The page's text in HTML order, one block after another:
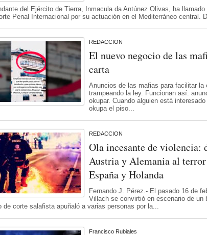
del Ejército de Tierra, Inmacula da Antúnez Olivas, ha
Penal Internacional por su actuación en el Mediterráneo central.
REDACCION
El nuevo negocio de las
carta
Anuncios de las mafias para facilitar la
trampeando la ley. Funcionan así:
okupar. Cuando alguien está
okupa el piso...
REDACCION
Ola incesante de violencia:
Austria y Alemania al
España y Holanda
Fernando J. Pérez.- El pasado 16 de
Villach se convirtió en escenario de un
de corte salafista apuñaló a varias personas por la...
Francisco Rubiales